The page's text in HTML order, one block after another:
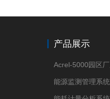
产品展示
能源监测管理系统